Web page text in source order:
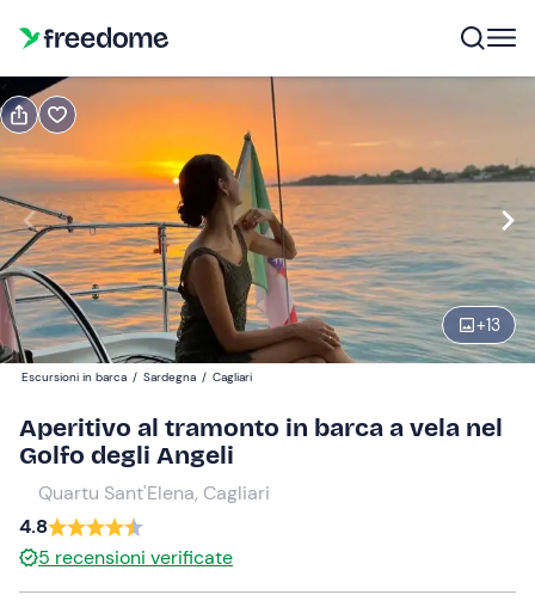
+13
Prenota
Navigate
forward
to
interact
with
the
and
select
date.
Press
the
question
Modifica
19:00 Modifica
Partecipanti
80 €
1
Escursioni in barca / Sardegna / Cagliari
Aperitivo al tramonto in barca a vela nel
Golfo degli Angeli
Quartu Sant'Elena, Cagliari
4.8
5 recensioni verificate